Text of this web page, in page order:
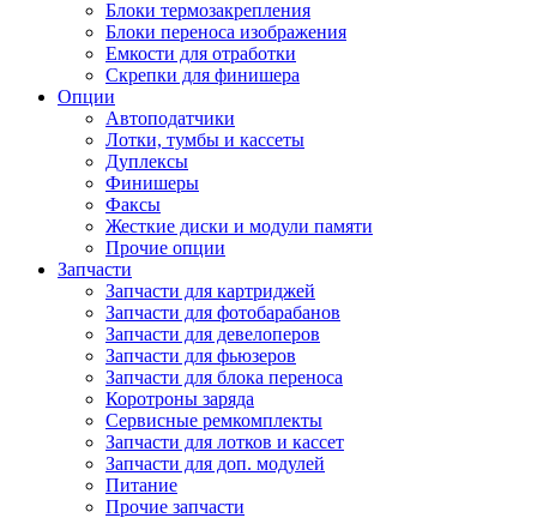
Блоки термозакрепления
Блоки переноса изображения
Емкости для отработки
Скрепки для финишера
Опции
Автоподатчики
Лотки, тумбы и кассеты
Дуплексы
Финишеры
Факсы
Жесткие диски и модули памяти
Прочие опции
Запчасти
Запчасти для картриджей
Запчасти для фотобарабанов
Запчасти для девелоперов
Запчасти для фьюзеров
Запчасти для блока переноса
Коротроны заряда
Сервисные ремкомплекты
Запчасти для лотков и кассет
Запчасти для доп. модулей
Питание
Прочие запчасти